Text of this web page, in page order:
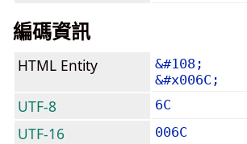
編碼資訊
HTML Entity
&#108;
&#x006C;
UTF-8 6C
UTF-16 006C